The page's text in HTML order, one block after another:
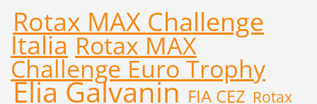
Rotax MAX Challenge
Italia Rotax MAX
Challenge Euro Trophy
Elia Galvanin FIA CEZ Rotax